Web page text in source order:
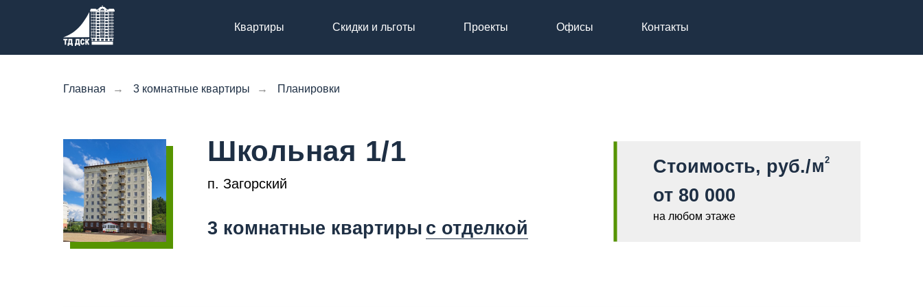
Квартиры Скидки и льготы Проекты Офисы Контакты
Главная → 3 комнатные квартиры → Планировки
Школьная 1/1
п. Загорский
3 комнатные квартиры с отделкой
Стоимость, руб./м2
от 80 000
на любом этаже